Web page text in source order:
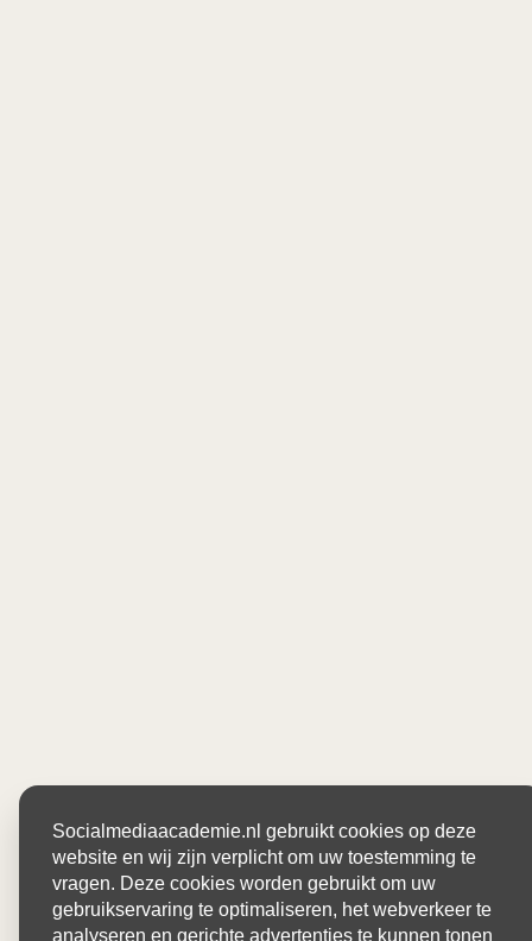
Socialmediaacademie.nl gebruikt cookies op deze
website en wij zijn verplicht om uw toestemming te
vragen. Deze cookies worden gebruikt om uw
gebruikservaring te optimaliseren, het webverkeer te
analyseren en gerichte advertenties te kunnen tonen